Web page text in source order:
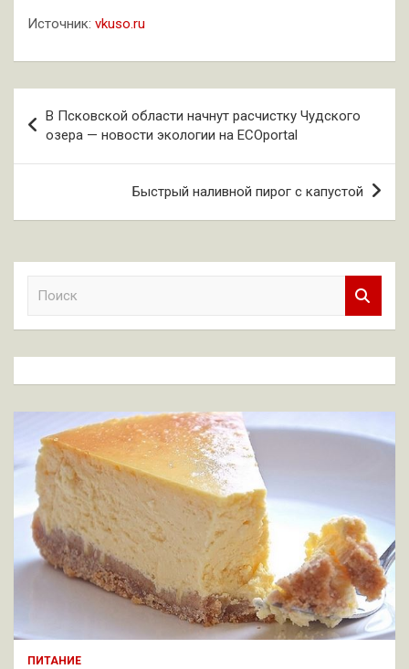
Источник: vkuso.ru
по
записям
В Псковской области начнут расчистку Чудского
озера — новости экологии на ECOportal
Быстрый наливной пирог с капустой
к
ПИТАНИЕ